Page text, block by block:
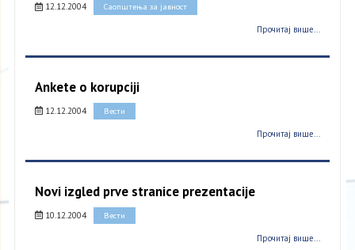
12.12.2004 Саопштења за јавност
Прочитај више...
Ankete o korupciji
12.12.2004 Вести
Прочитај више...
Novi izgled prve stranice prezentacije
10.12.2004 Вести
Прочитај више...